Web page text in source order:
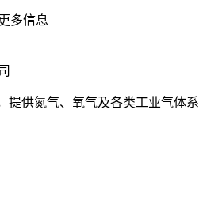
多信息
提供氮气、氧气及各类工业气体系